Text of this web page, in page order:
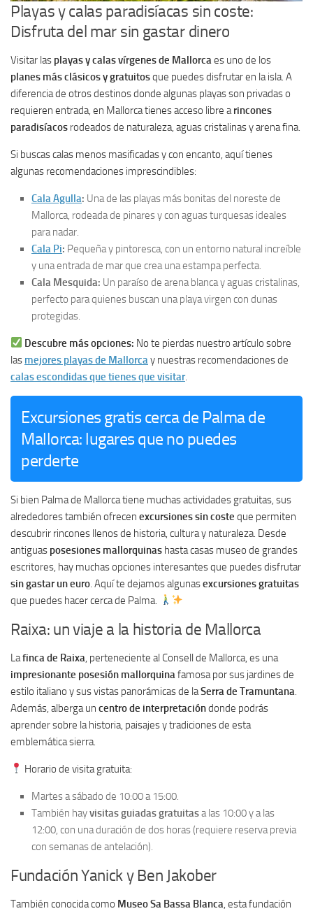
Playas y calas paradisíacas sin coste:
Disfruta del mar sin gastar dinero
Visitar las playas y calas vírgenes de Mallorca es uno de los
planes más clásicos y gratuitosque puedes disfrutar en la isla. A
diferencia de otros destinos donde algunas playas son privadas o
requieren entrada, en Mallorca tienes acceso libre a rincones
paradisíacos rodeados de naturaleza, aguas cristalinas y arena fina.
Si buscas calas menos masificadas y con encanto, aquí tienes
algunas recomendaciones imprescindibles:
Cala Agulla: Una de las playas más bonitas del noreste de
Mallorca, rodeada de pinares y con aguas turquesas ideales
para nadar.
Cala Pi: Pequeña y pintoresca, con un entorno natural increíble
y una entrada de mar que crea una estampa perfecta.
Cala Mesquida: Un paraíso de arena blanca y aguas cristalinas,
perfecto para quienes buscan una playa virgen con dunas
protegidas.
Descubre más opciones: No te pierdas nuestro artículo sobre
las mejores playas de Mallorca y nuestras recomendaciones de
calas escondidas que tienes que visitar.
Excursiones gratis cerca de Palma de
Mallorca: lugares que no puedes
perderte
Si bien Palma de Mallorca tiene muchas actividades gratuitas, sus
alrededores también ofrecen excursiones sin coste que permiten
descubrir rincones llenos de historia, cultura y naturaleza. Desde
antiguas posesiones mallorquinas hasta casas museo de grandes
escritores, hay muchas opciones interesantes que puedes disfrutar
sin gastar un euro . Aquí te dejamos algunasexcursiones gratuitas
que puedes hacer cerca de Palma.
Raixa: un viaje a la historia de Mallorca
Lafinca de Raixa , perteneciente al Consell de Mallorca, es una
impresionante posesión mallorquina famosa por sus jardines de
estilo italiano y sus vistas panorámicas de laSerra de Tramuntana
Además, alberga un centro de interpretacióndonde podrás
aprender sobre la historia, paisajes y tradiciones de esta
emblemática sierra.
Horario de visita gratuita:
Martes a sábado de 10:00 a 15:00.
También hayvisitas guiadas gratuitasa las 10:00 y a las
12:00, con una duración de dos horas (requiere reserva previa
con semanas de antelación).
Fundación Yanick y Ben Jakober
También conocida como Museo Sa Bassa Blanca , esta fundación